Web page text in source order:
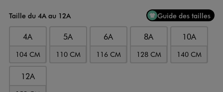
Taille du 4A au 12A Guide des tailles
4A
104 CM
5A
110 CM
6A
116 CM
8A
128 CM
10A
140 CM
12A